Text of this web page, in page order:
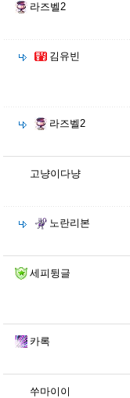
라즈벨2
김유빈
라즈벨2
고냥이다냥
노란리본
세피뒹글
카록
쑤마이이